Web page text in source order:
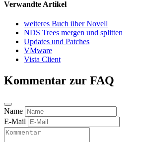
Verwandte Artikel
weiteres Buch über Novell
NDS Trees mergen und splitten
Updates und Patches
VMware
Vista Client
Kommentar zur FAQ
Name
E-Mail